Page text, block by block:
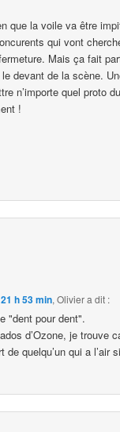
que la voile va être
qui vont
Mais ça fait
devant de la scène.
n’importe quel proto
!
h 53 min,Oliviera dit :
"dent pour dent".
d’Ozone, je trouve
de quelqu’un qui a l’air